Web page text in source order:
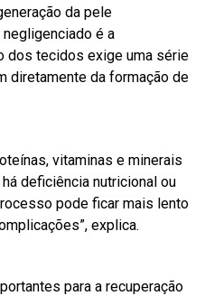
da pele
é a
dos tecidos exige uma série
diretamente da formação de
vitaminas e minerais
deficiência nutricional ou
pode ficar mais lento
explica.
para a recuperação